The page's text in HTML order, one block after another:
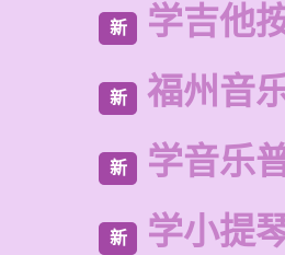
新 学吉他
新 福州音
新 学音乐
新 学小提